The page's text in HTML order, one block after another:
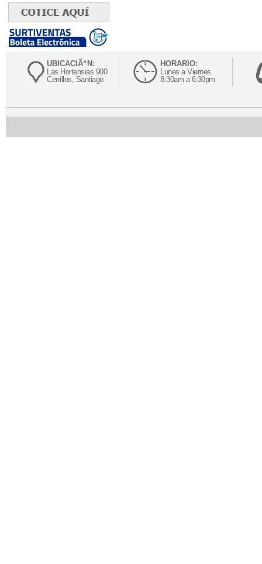
UBICACIÃ“N:
Las Hortensias 900
Cerrillos, Santiago
HORARIO:
Lunes a Viernes
8:30am a 6:30pm